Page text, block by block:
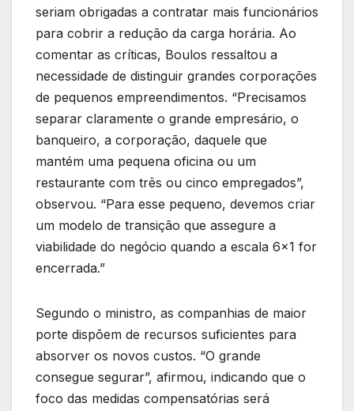
seriam obrigadas a contratar mais funcionários
para cobrir a redução da carga horária. Ao
comentar as críticas, Boulos ressaltou a
necessidade de distinguir grandes corporações
de pequenos empreendimentos. “Precisamos
separar claramente o grande empresário, o
banqueiro, a corporação, daquele que
mantém uma pequena oficina ou um
restaurante com três ou cinco empregados”,
observou. “Para esse pequeno, devemos criar
um modelo de transição que assegure a
viabilidade do negócio quando a escala 6×1 for
encerrada.”
Segundo o ministro, as companhias de maior
porte dispõem de recursos suficientes para
absorver os novos custos. “O grande
consegue segurar”, afirmou, indicando que o
foco das medidas compensatórias será